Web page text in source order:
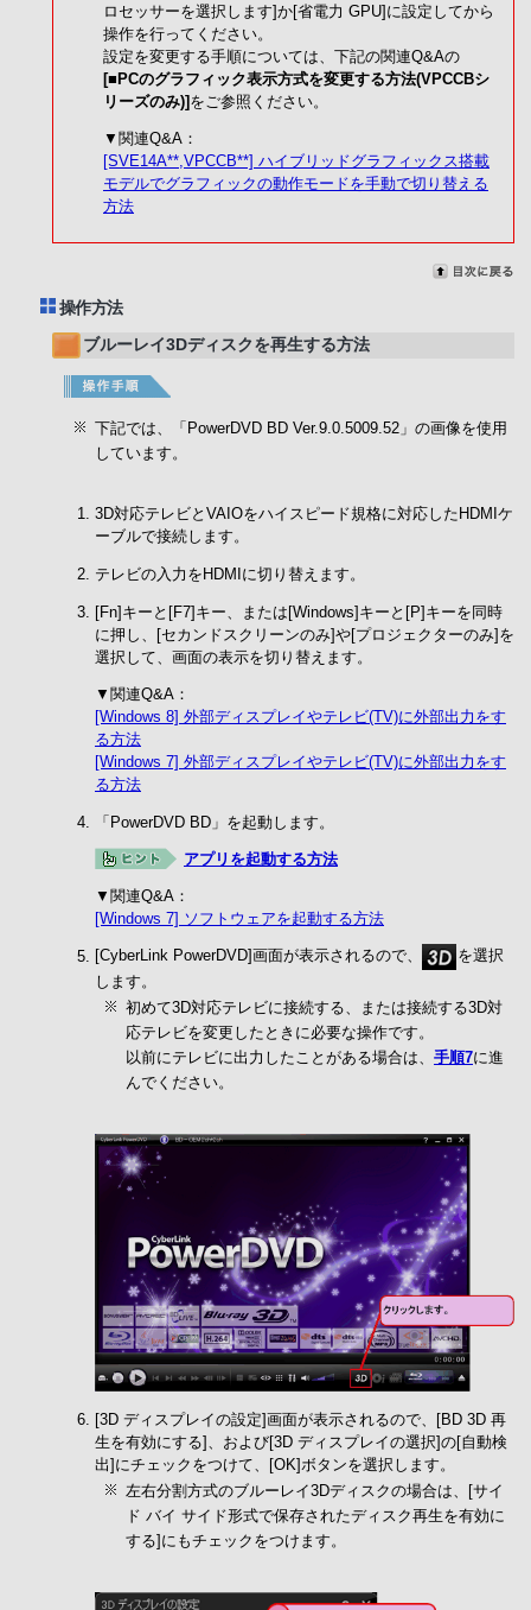
ロセッサーを選択します]か[省電力 GPU]に設定してから
操作を行ってください。
設定を変更する手順については、下記の関連Q&Aの
[■PCのグラフィック表示方式を変更する方法(VPCCBシ
リーズのみ)] をご参照ください。
▼関連Q&A：
[SVE14A**,VPCCB**] ハイブリッドグラフィックス搭載
モデルでグラフィックの動作モードを手動で切り替える
方法
操作方法
ブルーレイ3Dディスクを再生する方法
下記では、「PowerDVD BD Ver.9.0.5009.52」の画像を使用
しています。
3D対応テレビとVAIOをハイスピード規格に対応したHDMIケ
ーブルで接続します。
テレビの入力をHDMIに切り替えます。
[Fn]キーと[F7]キー、または[Windows]キーと[P]キーを同時
に押し、[セカンドスクリーンのみ]や[プロジェクターのみ]を
選択して、画面の表示を切り替えます。
▼関連Q&A：
[Windows 8] 外部ディスプレイやテレビ(TV)に外部出力をす
る方法
[Windows 7] 外部ディスプレイやテレビ(TV)に外部出力をす
る方法
「PowerDVD BD」を起動します。
アプリを起動する方法
▼関連Q&A：
[Windows 7] ソフトウェアを起動する方法
[CyberLink PowerDVD]画面が表示されるので、
を選択
します。
初めて3D対応テレビに接続する、または接続する3D対
応テレビを変更したときに必要な操作です。
以前にテレビに出力したことがある場合は、 手順7に進
んでください。
[3D ディスプレイの設定]画面が表示されるので、[BD 3D 再
生を有効にする]、および[3D ディスプレイの選択]の[自動検
出]にチェックをつけて、[OK]ボタンを選択します。
左右分割方式のブルーレイ3Dディスクの場合は、[サイ
ド バイ サイド形式で保存されたディスク再生を有効に
する]にもチェックをつけます。